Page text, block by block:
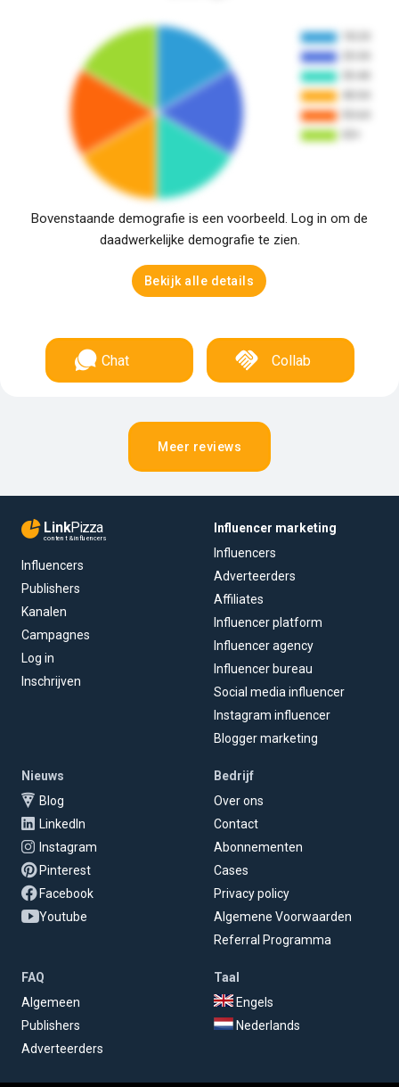
Bovenstaande demografie is een voorbeeld. Log in om de
daadwerkelijke demografie te zien.
Bekijk alle details
Chat Collab
Meer reviews
LinkPizza
content & influencers
Influencers
Publishers
Kanalen
Campagnes
Log in
Inschrijven
Influencer marketing
Influencers
Adverteerders
Affiliates
Influencer platform
Influencer agency
Influencer bureau
Social media influencer
Instagram influencer
Blogger marketing
Nieuws
Blog
LinkedIn
Instagram
Pinterest
Facebook
Youtube
Bedrijf
Over ons
Contact
Abonnementen
Cases
Privacy policy
Algemene Voorwaarden
Referral Programma
FAQ
Algemeen
Publishers
Adverteerders
Taal
Engels
Nederlands